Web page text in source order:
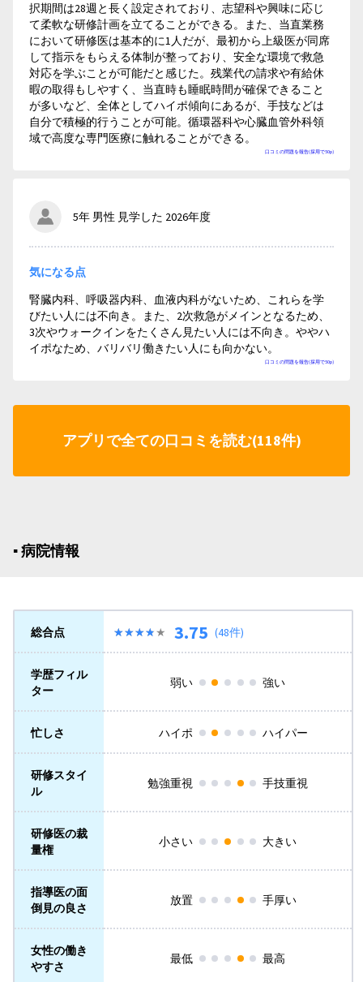
口コミの問題を報告(採用で50p)
択期間は28週と長く設定されており、志望科や興味に応じ
て柔軟な研修計画を立てることができる。また、当直業務
において研修医は基本的に1人だが、最初から上級医が同席
して指示をもらえる体制が整っており、安全な環境で救急
対応を学ぶことが可能だと感じた。残業代の請求や有給休
暇の取得もしやすく、当直時も睡眠時間が確保できること
が多いなど、全体としてハイポ傾向にあるが、手技などは
自分で積極的行うことが可能。循環器科や心臓血管外科領
域で高度な専門医療に触れることができる。
5年 男性 見学した 2026年度
口コミの問題を報告(採用で50p)
気になる点
腎臓内科、呼吸器内科、血液内科がないため、これらを学
びたい人には不向き。また、2次救急がメインとなるため、
3次やウォークインをたくさん見たい人には不向き。ややハ
イポなため、バリバリ働きたい人にも向かない。
アプリで全ての口コミを読む(118件)
▪︎ 病院情報
総合点 ★★★★★
★★★★★ 3.75 (48件)
学歴フィル
ター
弱い 強い
忙しさ ハイポ ハイパー
研修スタイ
ル
勉強重視 手技重視
研修医の裁
量権
小さい 大きい
指導医の面
倒見の良さ
放置 手厚い
女性の働き
やすさ
最低 最高